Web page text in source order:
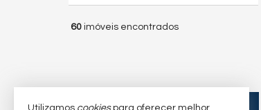
60 imóveis encontrados
Quer vender seu imóvel?
Utilizamos cookiespara oferecer melhor